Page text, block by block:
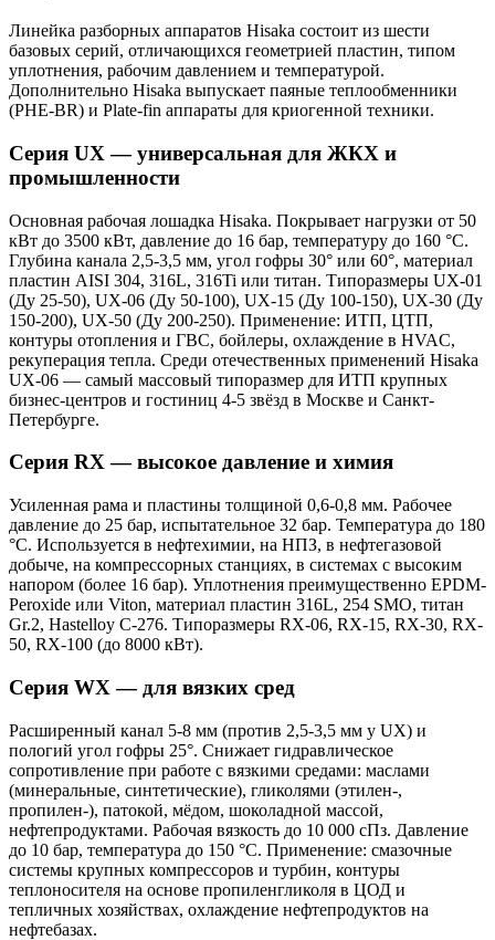
Линейка разборных аппаратов Hisaka состоит из шести
базовых серий, отличающихся геометрией пластин, типом
уплотнения, рабочим давлением и температурой.
Дополнительно Hisaka выпускает паяные теплообменники
(PHE-BR) и Plate-fin аппараты для криогенной техники.
Серия UX — универсальная для ЖКХ и
промышленности
Основная рабочая лошадка Hisaka. Покрывает нагрузки от 50
кВт до 3500 кВт, давление до 16 бар, температуру до 160 °C.
Глубина канала 2,5-3,5 мм, угол гофры 30° или 60°, материал
пластин AISI 304, 316L, 316Ti или титан. Типоразмеры UX-01
(Ду 25-50), UX-06 (Ду 50-100), UX-15 (Ду 100-150), UX-30 (Ду
150-200), UX-50 (Ду 200-250). Применение: ИТП, ЦТП,
контуры отопления и ГВС, бойлеры, охлаждение в HVAC,
рекуперация тепла. Среди отечественных применений Hisaka
UX-06 — самый массовый типоразмер для ИТП крупных
бизнес-центров и гостиниц 4-5 звёзд в Москве и Санкт-
Петербурге.
Серия RX — высокое давление и химия
Усиленная рама и пластины толщиной 0,6-0,8 мм. Рабочее
давление до 25 бар, испытательное 32 бар. Температура до 180
°C. Используется в нефтехимии, на НПЗ, в нефтегазовой
добыче, на компрессорных станциях, в системах с высоким
напором (более 16 бар). Уплотнения преимущественно EPDM-
Peroxide или Viton, материал пластин 316L, 254 SMO, титан
Gr.2, Hastelloy C-276. Типоразмеры RX-06, RX-15, RX-30, RX-
50, RX-100 (до 8000 кВт).
Серия WX — для вязких сред
Расширенный канал 5-8 мм (против 2,5-3,5 мм у UX) и
пологий угол гофры 25°. Снижает гидравлическое
сопротивление при работе с вязкими средами: маслами
(минеральные, синтетические), гликолями (этилен-,
пропилен-), патокой, мёдом, шоколадной массой,
нефтепродуктами. Рабочая вязкость до 10 000 сПз. Давление
до 10 бар, температура до 150 °C. Применение: смазочные
системы крупных компрессоров и турбин, контуры
теплоносителя на основе пропиленгликоля в ЦОД и
тепличных хозяйствах, охлаждение нефтепродуктов на
нефтебазах.